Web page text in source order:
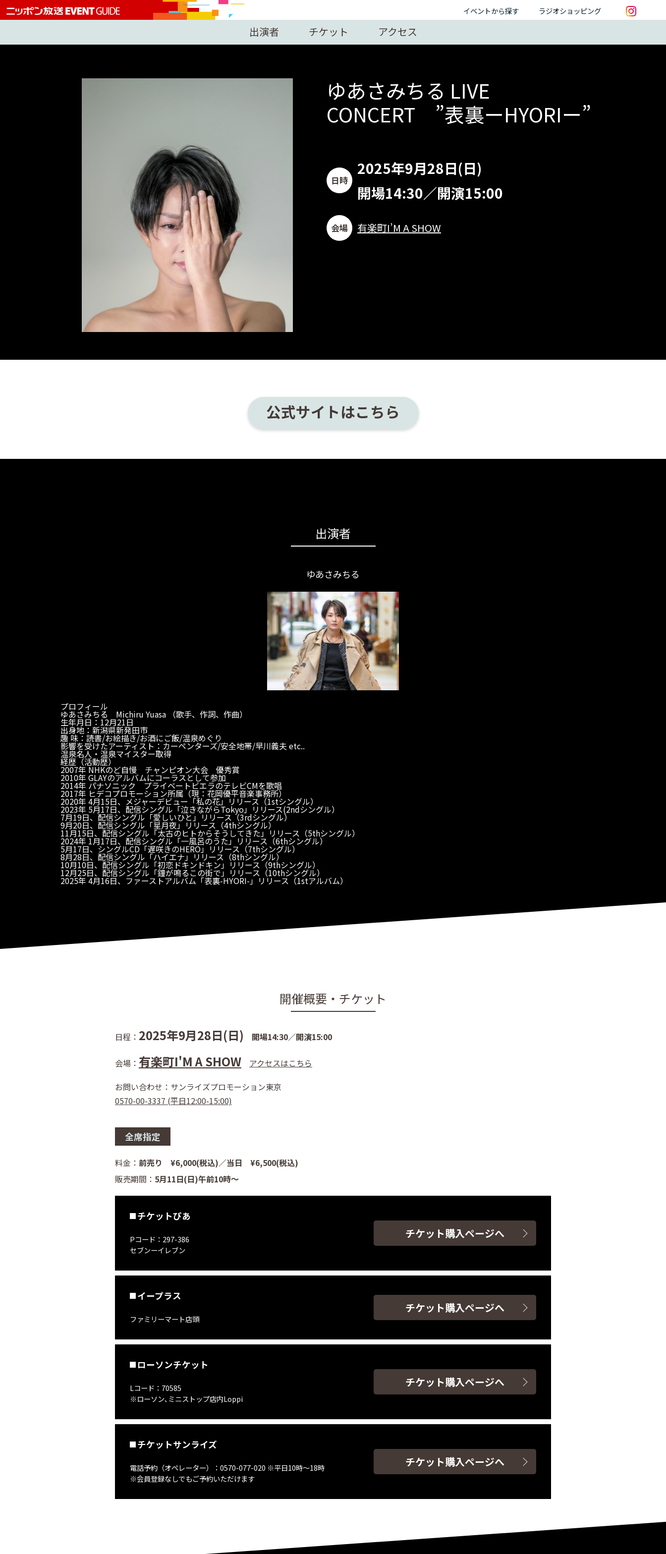
イベントから探す ラジオショッピング
出演者 チケット アクセス
ゆあさみちる LIVE
CONCERT ”表裏ーHYORIー”
日時
2025年9月28日(日)
開場14:30／開演15:00
会場 有楽町I’M A SHOW
公式サイトはこちら
出演者
ゆあさみちる
プロフィール
ゆあさみちる Michiru Yuasa （歌手、作詞、作曲）
生年月日：12月21日
出身地：新潟県新発田市
趣 味：読書/お絵描き/お酒にご飯/温泉めぐり
影響を受けたアーティスト：カーペンターズ/安全地帯/早川義夫 etc..
温泉名人・温泉マイスター取得
経歴（活動歴）
2007年 NHKのど自慢 チャンピオン大会 優秀賞
2010年 GLAYのアルバムにコーラスとして参加
2014年 パナソニック プライベートビエラのテレビCMを歌唱
2017年 ヒデコプロモーション所属（現：花岡優平音楽事務所）
2020年 4月15日、メジャーデビュー「私の花」リリース（1stシングル）
2023年 5月17日、配信シングル「泣きながらTokyo」リリース(2ndシングル）
7月19日、配信シングル「愛しいひと」リリース（3rdシングル）
9月20日、配信シングル「星月夜」リリース（4thシングル）
11月15日、配信シングル「太古のヒトからそうしてきた」リリース（5thシングル）
2024年 1月17日、配信シングル「一風呂のうた」リリース（6thシングル）
5月17日、シングルCD「遅咲きのHERO」リリース（7thシングル）
8月28日、配信シングル「ハイエナ」リリース（8thシングル）
10月10日、配信シングル「初恋ドキンドキン」リリース（9thシングル）
12月25日、配信シングル「鐘が鳴るこの街で」リリース（10thシングル）
2025年 4月16日、ファーストアルバム「表裏-HYORI-」リリース（1stアルバム）
開催概要・チケット
日程： 2025年9月28日(日) 開場14:30／開演15:00
会場： 有楽町I'M A SHOW
アクセスはこちら
お問い合わせ： サンライズプロモーション東京
0570-00-3337 (平日12:00-15:00)
全席指定
料金： 前売り ¥6,000(税込)／当日 ¥6,500(税込)
販売期間： 5月11日(日)午前10時～
チケットぴあ
Pコード：297-386
セブンーイレブン
チケット購入ページへ
イープラス
ファミリーマート店頭
チケット購入ページへ
ローソンチケット
Lコード：70585
※ローソン､ミニストップ店内Loppi
チケット購入ページへ
チケットサンライズ
電話予約（オペレーター）：0570-077-020 ※平日10時～18時
※会員登録なしでもご予約いただけます
チケット購入ページへ